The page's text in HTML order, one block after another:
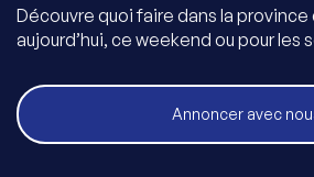
Découvre quoi faire dans la
aujourd’hui, ce weekend ou pour les
Annoncer avec